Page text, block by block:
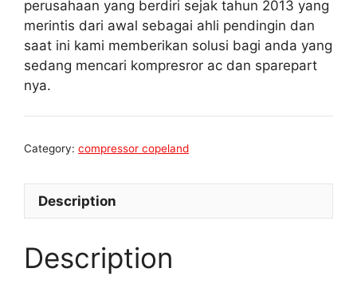
perusahaan yang berdiri sejak tahun 2013 yang
merintis dari awal sebagai ahli pendingin dan
saat ini kami memberikan solusi bagi anda yang
sedang mencari kompresror ac dan sparepart
nya.
Category: compressor copeland
Description
Description